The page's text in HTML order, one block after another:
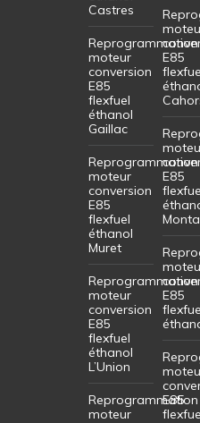
Castres
Reprogrammation
moteur
conversion
E85
flexfuel
éthanol
Gaillac
Reprogrammation
moteur
conversion
E85
flexfuel
éthanol
Muret
Reprogrammation
moteur
conversion
E85
flexfuel
éthanol
L’Union
Reprogrammation
moteur
E85
E85
E85
E85